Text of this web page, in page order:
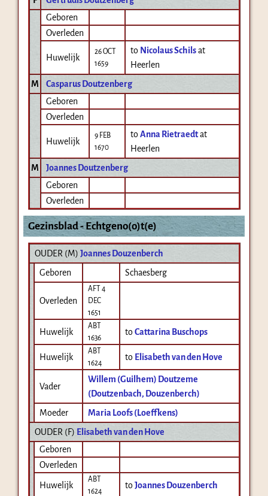
Geboren
Overleden
Huwelijk
26 OCT
1659
to Nicolaus Schils at
Heerlen
M
Casparus Doutzenberg
Geboren
Overleden
Huwelijk
9 FEB
1670
toAnna Rietraedt at
Heerlen
M
Joannes Doutzenberg
Geboren
Overleden
Gezinsblad - Echtgeno(o)t(e)
OUDER (M) Joannes Douzenberch
Geboren
Schaesberg
Overleden
AFT 4
DEC
1651
Huwelijk
ABT
1636
toCattarina Buschops
Huwelijk
ABT
1624
to Elisabeth van den Hove
Vader
Willem (Guilhem) Doutzeme
(Doutzenbach, Douzenberch)
Moeder
Maria Loofs (Loeffkens)
OUDER (F) Elisabeth van den Hove
Geboren
Overleden
Huwelijk
ABT
1624
toJoannes Douzenberch